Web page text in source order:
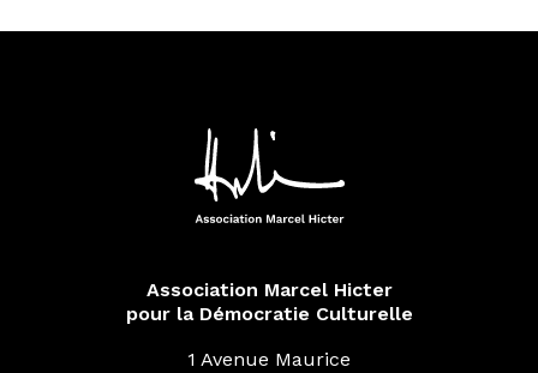
Association Marcel Hicter
pour la Démocratie Culturelle
1 Avenue Maurice